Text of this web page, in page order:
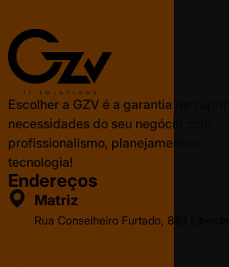
Escolher a GZV é a garantia de suprir
necessidades do seu negócio com
profissionalismo, planejamento e
tecnologia!
Endereços
Matriz
Rua Conselheiro Furtado, 883